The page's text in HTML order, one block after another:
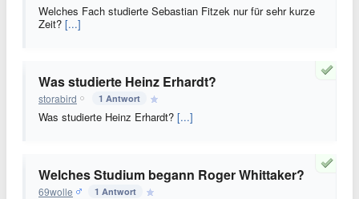
Welches Fach studierte Sebastian Fitzek nur für sehr kurze
Zeit? [...]
Was studierte Heinz Erhardt?
storabird 1 Antwort
Was studierte Heinz Erhardt? [...]
Welches Studium begann Roger Whittaker?
69wolle 1 Antwort